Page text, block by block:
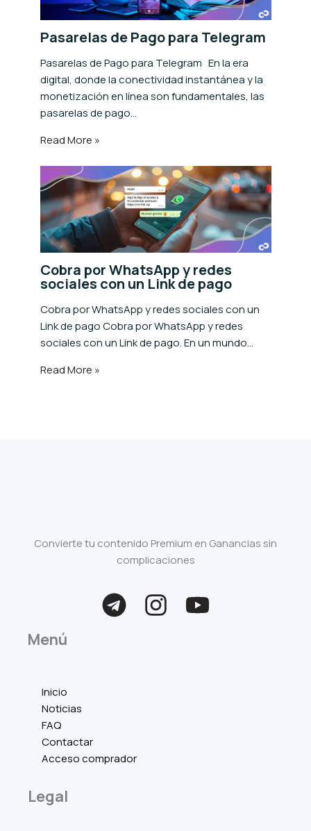
Pasarelas de Pago para Telegram
Pasarelas de Pago para Telegram En la era
digital, donde la conectividad instantánea y la
monetización en línea son fundamentales, las
pasarelas de pago…
Read More »
Cobra por WhatsApp y redes
sociales con un Link de pago
Cobra por WhatsApp y redes sociales con un
Link de pago Cobra por WhatsApp y redes
sociales con un Link de pago. En un mundo…
Read More »
Convierte tu contenido Premium en Ganancias sin
complicaciones
Menú
Inicio
Noticias
FAQ
Contactar
Acceso comprador
Legal